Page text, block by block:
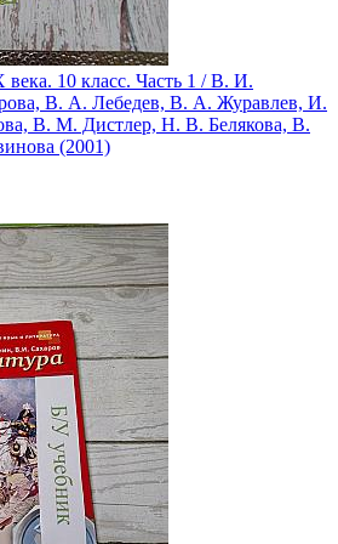
века. 10 класс. Часть 1 / В. И.
В. А. Лебедев, В. А. Журавлев, И.
В. М. Дистлер, Н. В. Белякова, В.
(2001)